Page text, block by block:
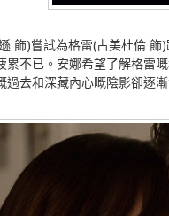
飾)嘗試為格雷(占美杜倫
累不已。安娜希望了解格雷
過去和深藏內心嘅陰影卻逐